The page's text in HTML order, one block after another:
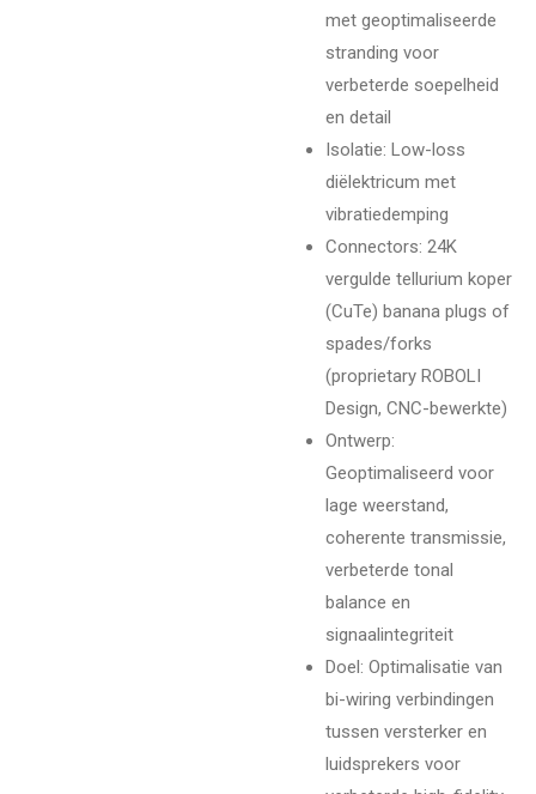
met geoptimaliseerde
stranding voor
verbeterde soepelheid
en detail
Isolatie: Low-loss
diëlektricum met
vibratiedemping
Connectors: 24K
vergulde tellurium koper
(CuTe) banana plugs of
spades/forks
(proprietary ROBOLI
Design, CNC-bewerkte)
Ontwerp:
Geoptimaliseerd voor
lage weerstand,
coherente transmissie,
verbeterde tonal
balance en
signaalintegriteit
Doel: Optimalisatie van
bi-wiring verbindingen
tussen versterker en
luidsprekers voor